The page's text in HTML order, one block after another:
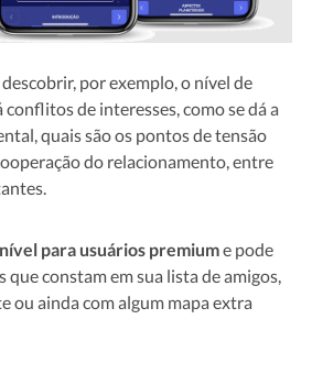
por exemplo, o nível de
conflitos de interesses, como se dá a
quais são os pontos de tensão
do relacionamento, entre
para usuários premiume pode
constam em sua lista de amigos,
ou ainda com algum mapa extra